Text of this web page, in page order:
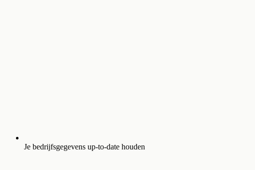
Je bedrijfsgegevens up-to-date houden